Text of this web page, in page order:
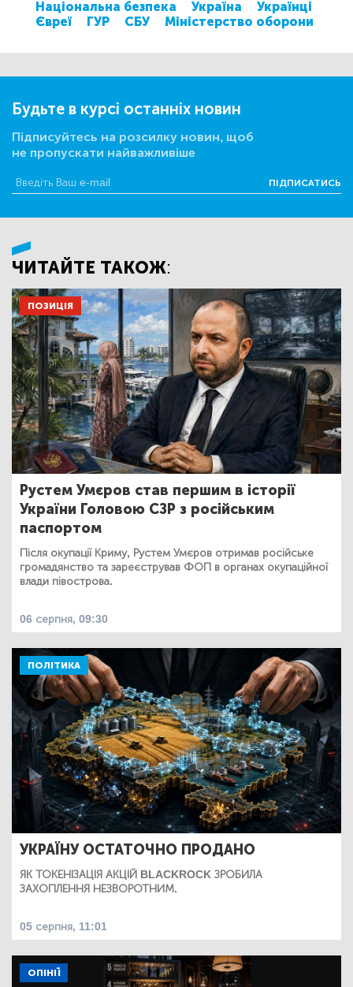
Національна безпека Україна
Українці
Євреї
ГУР СБУ Міністерство оборони
Будьте в курсі останніх новин
Підписуйтесь на розсилку новин, щоб
не пропускати найважливіше
ПІДПИСАТИСЬ
ЧИТАЙТЕ ТАКОЖ:
ПОЗИЦІЯ
Рустем Умєров став першим в історії
України Головою СЗР з російським
паспортом
Після окупації Криму, Рустем Умєров отримав російське
громадянство та зареєстрував ФОП в органах окупаційної
влади півострова.
06 серпня, 09:30
ПОЛІТИКА
УКРАЇНУ ОСТАТОЧНО ПРОДАНО
ЯК ТОКЕНІЗАЦІЯ АКЦІЙ BLACKROCK ЗРОБИЛА
ЗАХОПЛЕННЯ НЕЗВОРОТНИМ.
05 серпня, 11:01
ОПІНІЇ